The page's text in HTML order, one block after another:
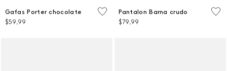
Talla Única
Gafas Porter chocolate
$59,99
38
Pantalon Barna crudo
$79,99